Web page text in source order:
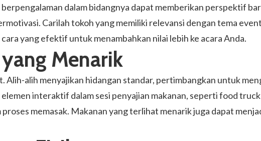
dalam bidangnya dapat memberikan perspektif
Carilah tokoh yang memiliki relevansi dengan tema
yang efektif untuk menambahkan nilai lebih ke acara Anda.
Menarik
Alih-alih menyajikan hidangan standar, pertimbangkan untuk
interaktif dalam sesi penyajian makanan, seperti food
memasak. Makanan yang terlihat menarik juga dapat